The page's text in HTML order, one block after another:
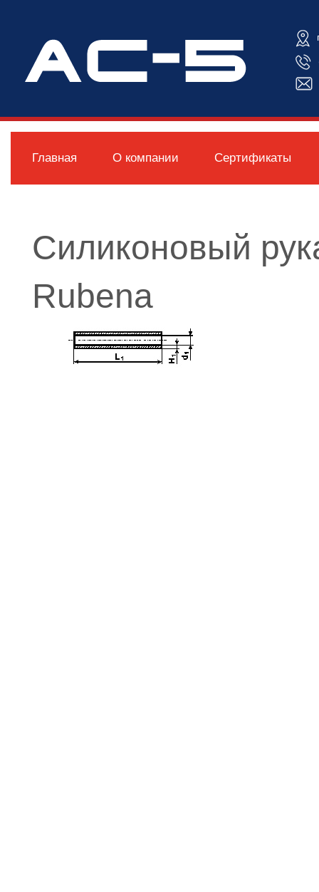
Главная О компании Сертификаты
Силиконовый
Rubena